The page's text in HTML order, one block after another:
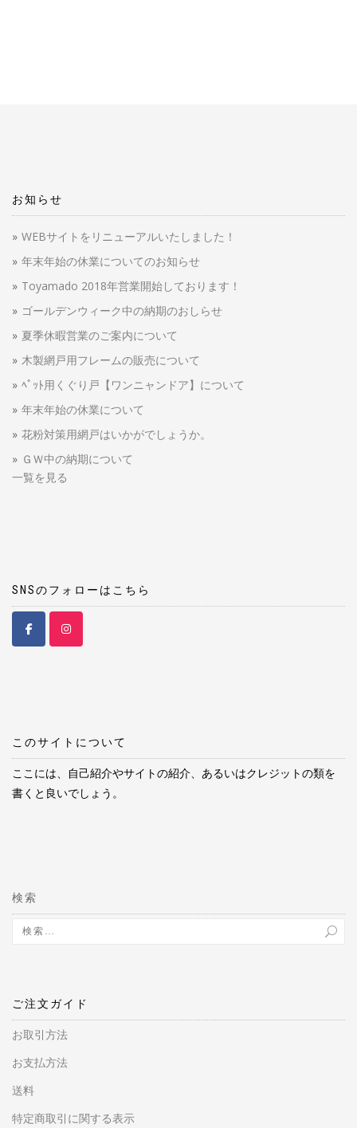
お知らせ
WEBサイトをリニューアルいたしました！
年末年始の休業についてのお知らせ
Toyamado 2018年営業開始しております！
ゴールデンウィーク中の納期のおしらせ
夏季休暇営業のご案内について
木製網戸用フレームの販売について
ﾍﾟｯﾄ用くぐり戸【ワンニャンドア】について
年末年始の休業について
花粉対策用網戸はいかがでしょうか。
ＧＷ中の納期について
一覧を見る
SNSのフォローはこちら
このサイトについて
ここには、自己紹介やサイトの紹介、あるいはクレジットの類を
書くと良いでしょう。
検索
ご注文ガイド
お取引方法
お支払方法
送料
特定商取引に関する表示